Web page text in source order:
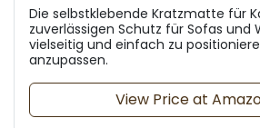
Die selbstklebende Kratzmatte für
zuverlässigen Schutz für Sofas und
vielseitig und einfach zu
anzupassen.
View Price at